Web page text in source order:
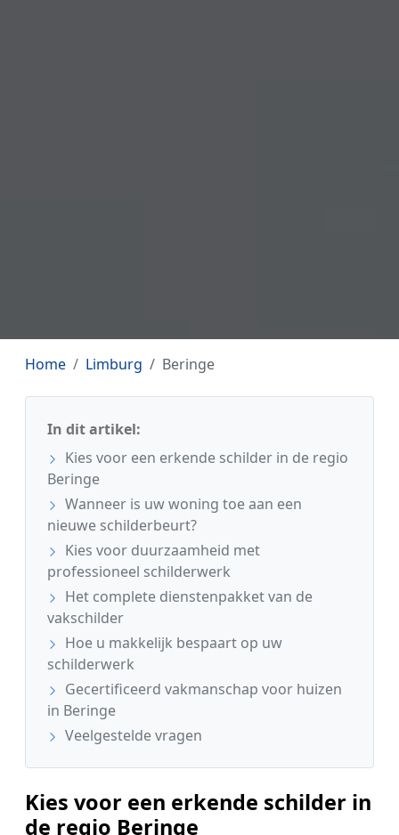
Home Limburg Beringe
In dit artikel:
Kies voor een erkende schilder in de regio
Beringe
Wanneer is uw woning toe aan een
nieuwe schilderbeurt?
Kies voor duurzaamheid met
professioneel schilderwerk
Het complete dienstenpakket van de
vakschilder
Hoe u makkelijk bespaart op uw
schilderwerk
Gecertificeerd vakmanschap voor huizen
in Beringe
Veelgestelde vragen
Kies voor een erkende schilder in
de regio Beringe